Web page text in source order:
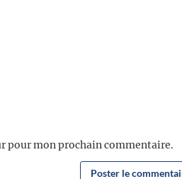
pour mon prochain commentaire.